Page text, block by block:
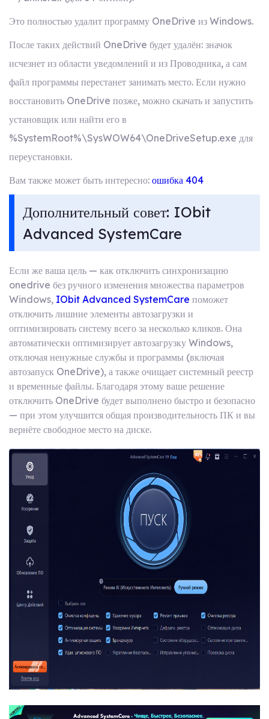
Это полностью удалит программу OneDrive из Windows.
После таких действий OneDrive будет удалён: значок
исчезнет из области уведомлений и из Проводника, а сам
файл программы перестанет занимать место. Если нужно
восстановить OneDrive позже, можно скачать и запустить
установщик или найти его в
%SystemRoot%\SysWOW64\OneDriveSetup.exe для
переустановки.
Вам также может быть интересно: ошибка 404
Дополнительный совет: IObit
Advanced SystemCare
Если же ваша цель — как отключить синхронизацию
onedrive без ручного изменения множества параметров
Windows, IObit Advanced SystemCare поможет
отключить лишние элементы автозагрузки и
оптимизировать систему всего за несколько кликов. Она
автоматически оптимизирует автозагрузку Windows,
отключая ненужные службы и программы (включая
автозапуск OneDrive), а также очищает системный реестр
и временные файлы. Благодаря этому ваше решение
отключить OneDrive будет выполнено быстро и безопасно
— при этом улучшится общая производительность ПК и вы
вернёте свободное место на диске.